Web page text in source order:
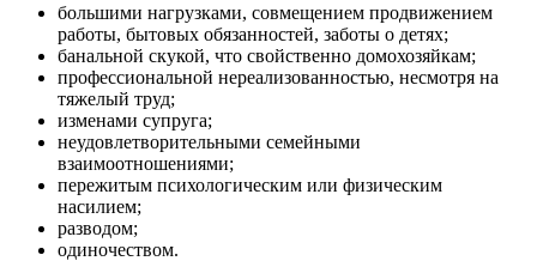
большими нагрузками, совмещением продвижением
работы, бытовых обязанностей, заботы о детях;
банальной скукой, что свойственно домохозяйкам;
профессиональной нереализованностью, несмотря на
тяжелый труд;
изменами супруга;
неудовлетворительными семейными
взаимоотношениями;
пережитым психологическим или физическим
насилием;
разводом;
одиночеством.